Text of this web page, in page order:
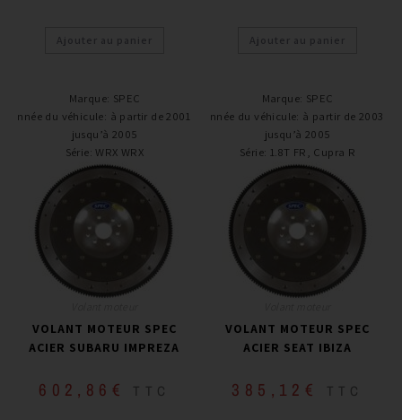
Ajouter au panier Ajouter au panier
Marque: SPEC
Année du véhicule: à partir de 2001 /
jusqu’à 2005
Série:WRX WRX
VOLANT MOTEUR SPEC
ACIER SUBARU IMPREZA
602,86 € TTC
Marque: SPEC
Année du véhicule: à partir de 2003 /
jusqu’à 2005
Série: 1.8T FR, Cupra R
VOLANT MOTEUR SPEC
ACIER SEAT IBIZA
385,12 € TTC